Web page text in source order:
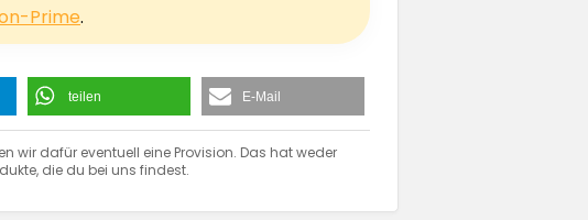
Prime.
teilen E-Mail
wir dafür eventuell eine Provision. Das hat weder
die du bei uns findest.